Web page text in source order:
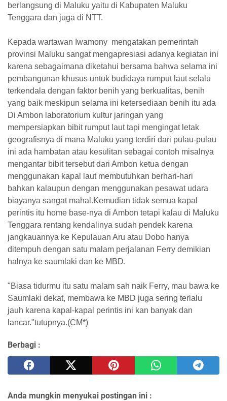
berlangsung di Maluku yaitu di Kabupaten Maluku
Tenggara dan juga di NTT.
Kepada wartawan Iwamony mengatakan pemerintah
provinsi Maluku sangat mengapresiasi adanya kegiatan ini
karena sebagaimana diketahui bersama bahwa selama ini
pembangunan khusus untuk budidaya rumput laut selalu
terkendala dengan faktor benih yang berkualitas, benih
yang baik meskipun selama ini ketersediaan benih itu ada
Di Ambon laboratorium kultur jaringan yang
mempersiapkan bibit rumput laut tapi mengingat letak
geografisnya di mana Maluku yang terdiri dari pulau-pulau
ini ada hambatan atau kesulitan sebagai contoh misalnya
mengantar bibit tersebut dari Ambon ketua dengan
menggunakan kapal laut membutuhkan berhari-hari
bahkan kalaupun dengan menggunakan pesawat udara
biayanya sangat mahal.Kemudian tidak semua kapal
perintis itu home base-nya di Ambon tetapi kalau di Maluku
Tenggara rentang kendalinya sudah pendek karena
jangkauannya ke Kepulauan Aru atau Dobo hanya
ditempuh dengan satu malam perjalanan Ferry demikian
halnya ke saumlaki dan ke MBD.
"Biasa tidurmu itu satu malam sah naik Ferry, mau bawa ke
Saumlaki dekat, membawa ke MBD juga sering terlalu
jauh karena kapal-kapal perintis ini kan banyak dan
lancar."tutupnya.(CM*)
Berbagi :
Anda mungkin menyukai postingan ini :